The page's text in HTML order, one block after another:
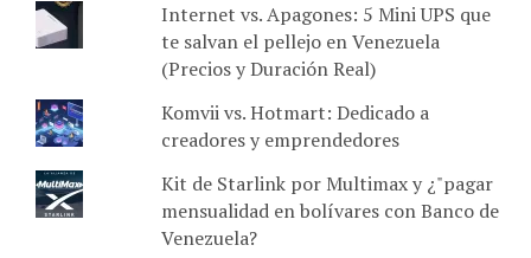
Internet vs. Apagones: 5 Mini UPS que
te salvan el pellejo en Venezuela
(Precios y Duración Real)
Komvii vs. Hotmart: Dedicado a
creadores y emprendedores
Kit de Starlink por Multimax y ¿"pagar
mensualidad en bolívares con Banco de
Venezuela?